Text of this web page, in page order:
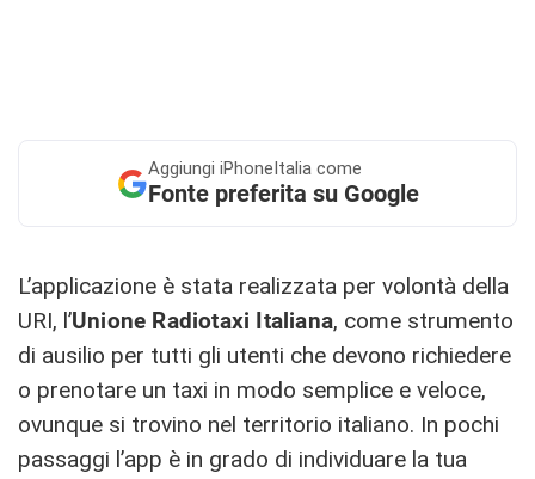
Aggiungi iPhoneItalia come
Fonte preferita su Google
L’applicazione è stata realizzata per volontà della
URI, l’Unione Radiotaxi Italiana, come strumento
di ausilio per tutti gli utenti che devono richiedere
o prenotare un taxi in modo semplice e veloce,
ovunque si trovino nel territorio italiano. In pochi
passaggi l’app è in grado di individuare la tua